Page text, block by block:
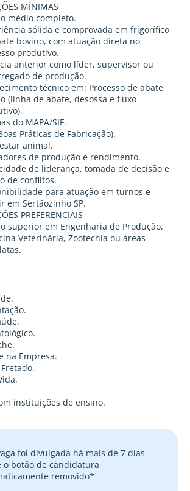
MÍNIMAS
médio completo.
sólida e comprovada em frigorífico
bovino, com atuação direta no
produtivo.
anterior como líder, supervisor ou
de produção.
técnico em: Processo de abate
(linha de abate, desossa e fluxo
do MAPA/SIF.
Práticas de Fabricação).
animal.
de produção e rendimento.
de liderança, tomada de decisão e
de conflitos.
para atuação em turnos e
em Sertãozinho SP.
PREFERENCIAIS
superior em Engenharia de Produção,
Veterinária, Zootecnia ou áreas
na Empresa.
instituições de ensino.
foi divulgada há mais de 7 dias
o botão de candidatura
removido*